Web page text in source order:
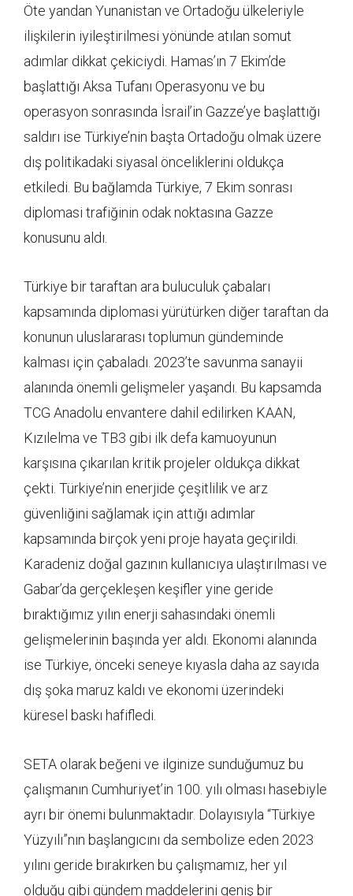
Öte yandan Yunanistan ve Ortadoğu ülkeleriyle
ilişkilerin iyileştirilmesi yönünde atılan somut
adımlar dikkat çekiciydi. Hamas’ın 7 Ekim’de
başlattığı Aksa Tufanı Operasyonu ve bu
operasyon sonrasında İsrail’in Gazze’ye başlattığı
saldırı ise Türkiye’nin başta Ortadoğu olmak üzere
dış politikadaki siyasal önceliklerini oldukça
etkiledi. Bu bağlamda Türkiye, 7 Ekim sonrası
diplomasi trafiğinin odak noktasına Gazze
konusunu aldı.
Türkiye bir taraftan ara buluculuk çabaları
kapsamında diplomasi yürütürken diğer taraftan da
konunun uluslararası toplumun gündeminde
kalması için çabaladı. 2023’te savunma sanayii
alanında önemli gelişmeler yaşandı. Bu kapsamda
TCG Anadolu envantere dahil edilirken KAAN,
Kızılelma ve TB3 gibi ilk defa kamuoyunun
karşısına çıkarılan kritik projeler oldukça dikkat
çekti. Türkiye’nin enerjide çeşitlilik ve arz
güvenliğini sağlamak için attığı adımlar
kapsamında birçok yeni proje hayata geçirildi.
Karadeniz doğal gazının kullanıcıya ulaştırılması ve
Gabar’da gerçekleşen keşifler yine geride
bıraktığımız yılın enerji sahasındaki önemli
gelişmelerinin başında yer aldı. Ekonomi alanında
ise Türkiye, önceki seneye kıyasla daha az sayıda
dış şoka maruz kaldı ve ekonomi üzerindeki
küresel baskı hafifledi.
SETA olarak beğeni ve ilginize sunduğumuz bu
çalışmanın Cumhuriyet’in 100. yılı olması hasebiyle
ayrı bir önemi bulunmaktadır. Dolayısıyla “Türkiye
Yüzyılı”nın başlangıcını da sembolize eden 2023
yılını geride bırakırken bu çalışmamız, her yıl
olduğu gibi gündem maddelerini geniş bir